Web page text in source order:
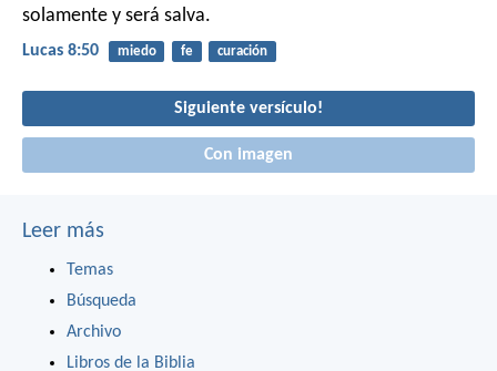
solamente y será salva.
Lucas 8:50 miedo fe curación
Siguiente versículo!
Con imagen
Leer más
Temas
Búsqueda
Archivo
Libros de la Biblia